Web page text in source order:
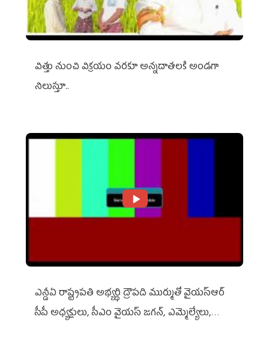
విత్తు నుంచి విక్రయం వరకూ అన్నదాతలకి అండగా
నిలుస్తూ..
ఎన్డీఏ రాష్ట్ర‌ప‌తి అభ్య‌ర్థి ద్రౌప‌ది ముర్ముతో వైయ‌స్ఆర్
సీపీ అధ్య‌క్షులు, సీఎం వైయ‌స్ జ‌గ‌న్, ఎమ్మెల్యేలు,